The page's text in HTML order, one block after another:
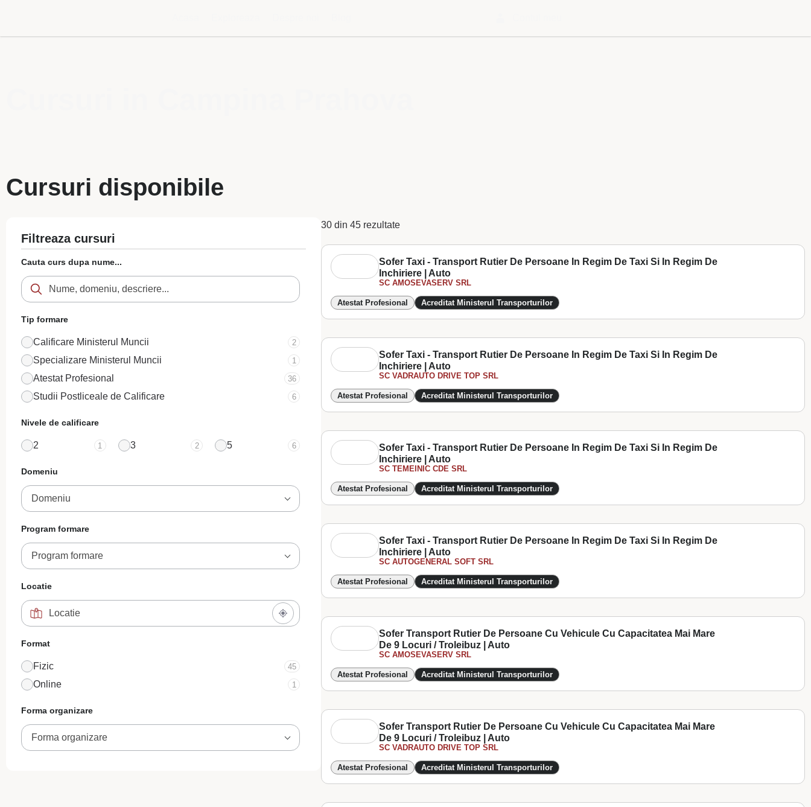
Cursuri disponibile
Filtreaza cursuri
Cauta curs dupa nume...
Tip formare
Calificare Ministerul Muncii 2
Specializare Ministerul Muncii 1
Atestat Profesional 36
Studii Postliceale de Calificare 6
Nivele de calificare
2 1 3 2 5 6
Domeniu
Domeniu
Program formare
Program formare
Locatie
Format
Fizic 45
Online 1
Forma organizare
Forma organizare
30 din 45 rezultate
Sofer Taxi - Transport Rutier De Persoane In Regim De Taxi Si In Regim De
Inchiriere | Auto
SC AMOSEVASERV SRL
Atestat Profesional Acreditat Ministerul Transporturilor
Sofer Taxi - Transport Rutier De Persoane In Regim De Taxi Si In Regim De
Inchiriere | Auto
SC VADRAUTO DRIVE TOP SRL
Atestat Profesional Acreditat Ministerul Transporturilor
Sofer Taxi - Transport Rutier De Persoane In Regim De Taxi Si In Regim De
Inchiriere | Auto
SC TEMEINIC CDE SRL
Atestat Profesional Acreditat Ministerul Transporturilor
Sofer Taxi - Transport Rutier De Persoane In Regim De Taxi Si In Regim De
Inchiriere | Auto
SC AUTOGENERAL SOFT SRL
Atestat Profesional Acreditat Ministerul Transporturilor
Sofer Transport Rutier De Persoane Cu Vehicule Cu Capacitatea Mai Mare
De 9 Locuri / Troleibuz | Auto
SC AMOSEVASERV SRL
Atestat Profesional Acreditat Ministerul Transporturilor
Sofer Transport Rutier De Persoane Cu Vehicule Cu Capacitatea Mai Mare
De 9 Locuri / Troleibuz | Auto
SC VADRAUTO DRIVE TOP SRL
Atestat Profesional Acreditat Ministerul Transporturilor